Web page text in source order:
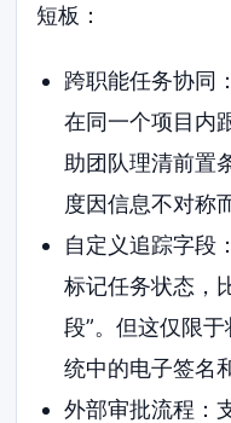
短板：
跨职能任务协同
在同一个项目内
助团队理清前置
度因信息不对称
自定义追踪字段
标记任务状态，
段”。但这仅限
统中的电子签名
外部审批流程：